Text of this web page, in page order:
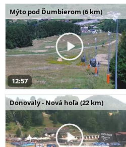
Mýto pod Ďumbierom (6 km)
12:57
Donovaly - Nová hoľa (22 km)